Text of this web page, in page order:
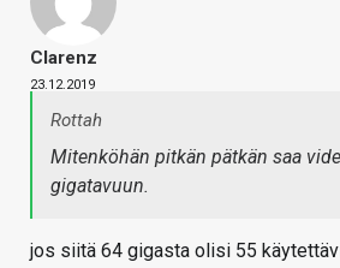
Clarenz
23.12.2019
Rottah
Mitenköhän pitkän pätkän saa
gigatavuun.
jos siitä 64 gigasta olisi 55